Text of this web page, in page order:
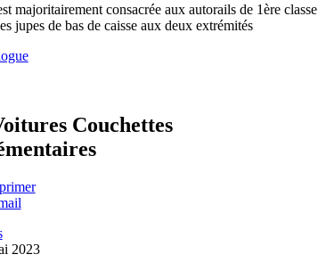
majoritairement consacrée aux autorails de 1ère classe
jupes de bas de caisse aux deux extrémités
Couchettes
2023